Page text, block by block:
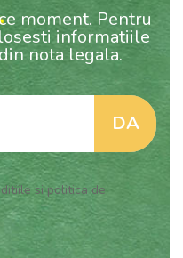
moment. Pentru
informatiile
nota legala.
si politica de